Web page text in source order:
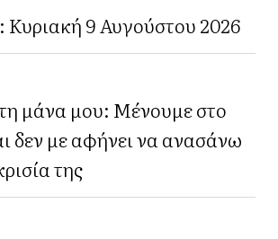
Κυριακή 9 Αυγούστου 2026
μάνα μου: Μένουμε στο
δεν με αφήνει να ανασάνω
της